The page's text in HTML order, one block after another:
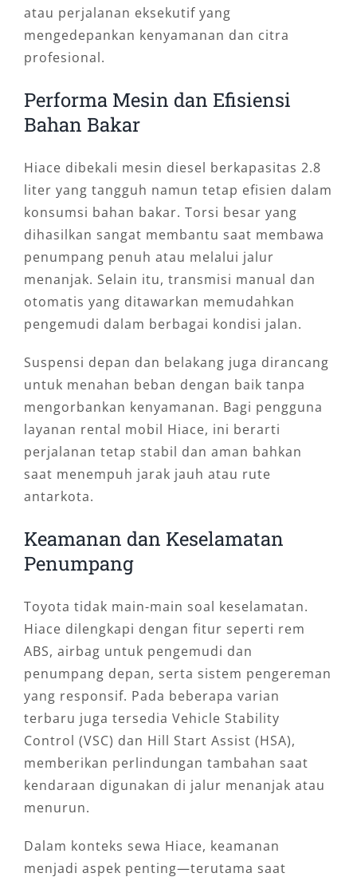
atau perjalanan eksekutif yang
mengedepankan kenyamanan dan citra
profesional.
Performa Mesin dan Efisiensi
Bahan Bakar
Hiace dibekali mesin diesel berkapasitas 2.8
liter yang tangguh namun tetap efisien dalam
konsumsi bahan bakar. Torsi besar yang
dihasilkan sangat membantu saat membawa
penumpang penuh atau melalui jalur
menanjak. Selain itu, transmisi manual dan
otomatis yang ditawarkan memudahkan
pengemudi dalam berbagai kondisi jalan.
Suspensi depan dan belakang juga dirancang
untuk menahan beban dengan baik tanpa
mengorbankan kenyamanan. Bagi pengguna
layanan rental mobil Hiace, ini berarti
perjalanan tetap stabil dan aman bahkan
saat menempuh jarak jauh atau rute
antarkota.
Keamanan dan Keselamatan
Penumpang
Toyota tidak main-main soal keselamatan.
Hiace dilengkapi dengan fitur seperti rem
ABS, airbag untuk pengemudi dan
penumpang depan, serta sistem pengereman
yang responsif. Pada beberapa varian
terbaru juga tersedia Vehicle Stability
Control (VSC) dan Hill Start Assist (HSA),
memberikan perlindungan tambahan saat
kendaraan digunakan di jalur menanjak atau
menurun.
Dalam konteks sewa Hiace, keamanan
menjadi aspek penting—terutama saat